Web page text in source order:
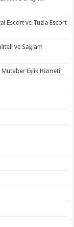
Escort ve Tuzla Escort
ve Sağlam
Eşlik Hizmeti